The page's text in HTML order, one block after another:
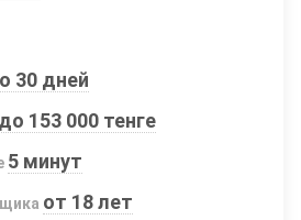
30 дней
до 153 000 тенге
5 минут
от 18 лет